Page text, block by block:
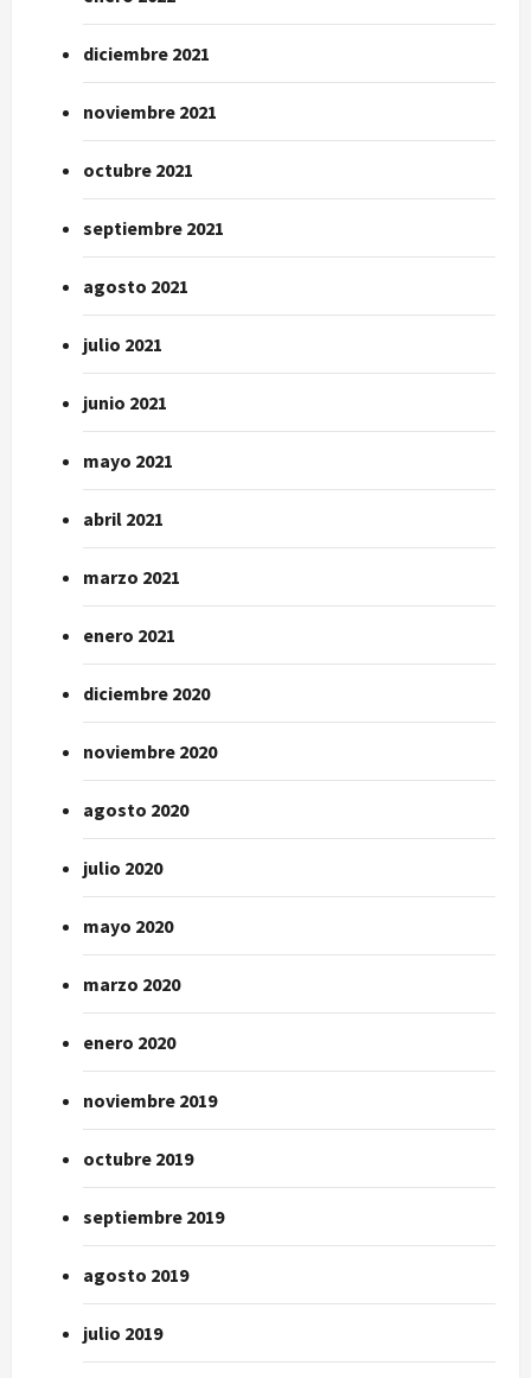
diciembre 2021
noviembre 2021
octubre 2021
septiembre 2021
agosto 2021
julio 2021
junio 2021
mayo 2021
abril 2021
marzo 2021
enero 2021
diciembre 2020
noviembre 2020
agosto 2020
julio 2020
mayo 2020
marzo 2020
enero 2020
noviembre 2019
octubre 2019
septiembre 2019
agosto 2019
julio 2019